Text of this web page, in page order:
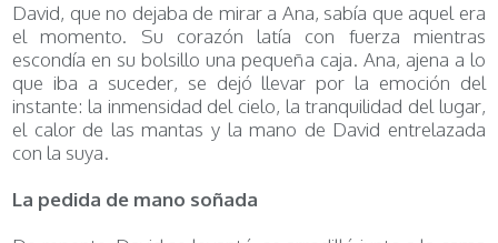
David, que no dejaba de mirar a Ana, sabía que aquel era
el momento. Su corazón latía con fuerza mientras
escondía en su bolsillo una pequeña caja. Ana, ajena a lo
que iba a suceder, se dejó llevar por la emoción del
instante: la inmensidad del cielo, la tranquilidad del lugar,
el calor de las mantas y la mano de David entrelazada
con la suya.
La pedida de mano soñada